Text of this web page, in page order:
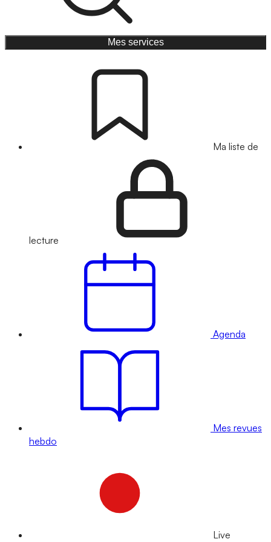
Mes services
Ma liste de
lecture
Agenda
Mes revues
hebdo
Live